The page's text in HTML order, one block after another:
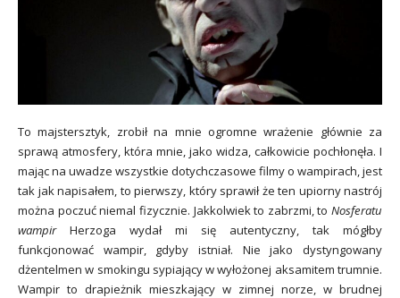
To majstersztyk, zrobił na mnie ogromne wrażenie głównie za
sprawą atmosfery, która mnie, jako widza, całkowicie pochłonęła. I
mając na uwadze wszystkie dotychczasowe filmy o wampirach, jest
tak jak napisałem, to pierwszy, który sprawił że ten upiorny nastrój
można poczuć niemal fizycznie. Jakkolwiek to zabrzmi, to Nosferatu
wampirHerzoga wydał mi się autentyczny, tak mógłby
funkcjonować wampir, gdyby istniał. Nie jako dystyngowany
dżentelmen w smokingu sypiający w wyłożonej aksamitem trumnie.
Wampir to drapieżnik mieszkający w zimnej norze, w brudnej